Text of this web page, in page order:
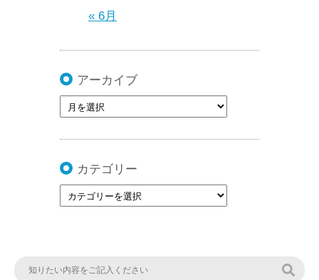
« 6月
アーカイブ
カテゴリー